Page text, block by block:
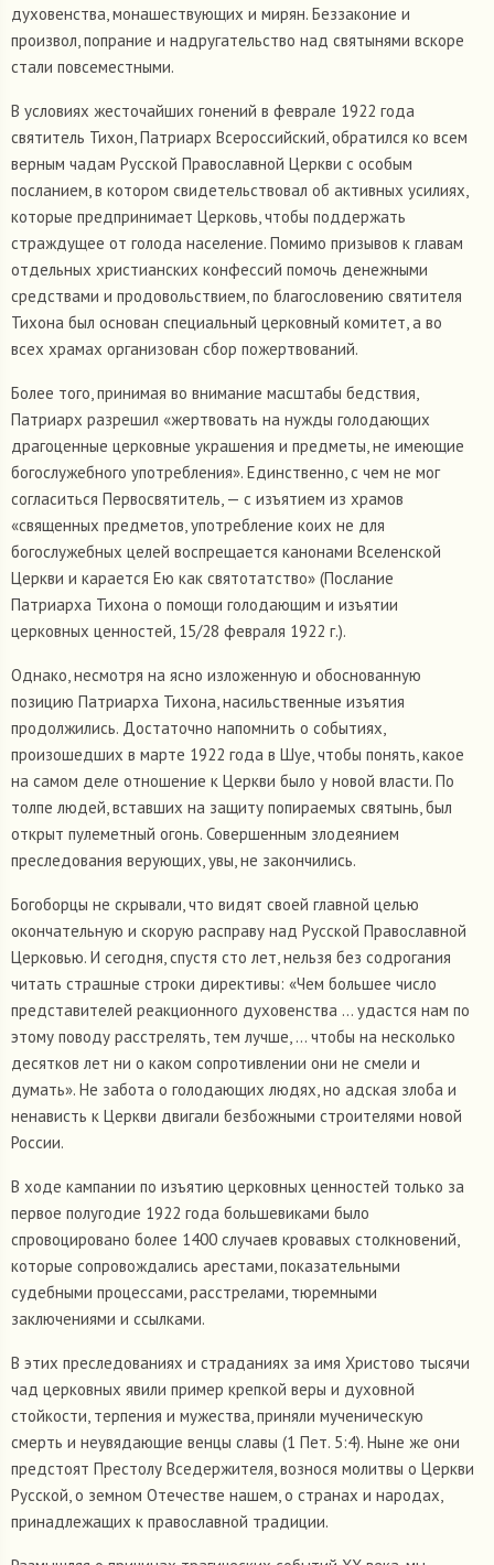
духовенства, монашествующих и мирян. Беззаконие и
произвол, попрание и надругательство над святынями вскоре
стали повсеместными.
В условиях жесточайших гонений в феврале 1922 года
святитель Тихон, Патриарх Всероссийский, обратился ко всем
верным чадам Русской Православной Церкви с особым
посланием, в котором свидетельствовал об активных усилиях,
которые предпринимает Церковь, чтобы поддержать
страждущее от голода население. Помимо призывов к главам
отдельных христианских конфессий помочь денежными
средствами и продовольствием, по благословению святителя
Тихона был основан специальный церковный комитет, а во
всех храмах организован сбор пожертвований.
Более того, принимая во внимание масштабы бедствия,
Патриарх разрешил «жертвовать на нужды голодающих
драгоценные церковные украшения и предметы, не имеющие
богослужебного употребления». Единственно, с чем не мог
согласиться Первосвятитель, — с изъятием из храмов
«священных предметов, употребление коих не для
богослужебных целей воспрещается канонами Вселенской
Церкви и карается Ею как святотатство» (Послание
Патриарха Тихона о помощи голодающим и изъятии
церковных ценностей, 15/28 февраля 1922 г.).
Однако, несмотря на ясно изложенную и обоснованную
позицию Патриарха Тихона, насильственные изъятия
продолжились. Достаточно напомнить о событиях,
произошедших в марте 1922 года в Шуе, чтобы понять, какое
на самом деле отношение к Церкви было у новой власти. По
толпе людей, вставших на защиту попираемых святынь, был
открыт пулеметный огонь. Совершенным злодеянием
преследования верующих, увы, не закончились.
Богоборцы не скрывали, что видят своей главной целью
окончательную и скорую расправу над Русской Православной
Церковью. И сегодня, спустя сто лет, нельзя без содрогания
читать страшные строки директивы: «Чем большее число
представителей реакционного духовенства ... удастся нам по
этому поводу расстрелять, тем лучше, ... чтобы на несколько
десятков лет ни о каком сопротивлении они не смели и
думать». Не забота о голодающих людях, но адская злоба и
ненависть к Церкви двигали безбожными строителями новой
России.
В ходе кампании по изъятию церковных ценностей только за
первое полугодие 1922 года большевиками было
спровоцировано более 1400 случаев кровавых столкновений,
которые сопровождались арестами, показательными
судебными процессами, расстрелами, тюремными
заключениями и ссылками.
В этих преследованиях и страданиях за имя Христово тысячи
чад церковных явили пример крепкой веры и духовной
стойкости, терпения и мужества, приняли мученическую
смерть и неувядающие венцы славы (1 Пет. 5:4). Ныне же они
предстоят Престолу Вседержителя, вознося молитвы о Церкви
Русской, о земном Отечестве нашем, о странах и народах,
принадлежащих к православной традиции.